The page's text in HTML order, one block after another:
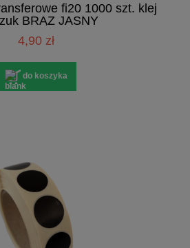
fi20 1000 szt. klej
BRĄZ JASNY
4,90 zł
do koszyka